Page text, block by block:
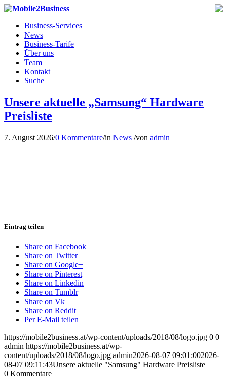
Business-Services
News
Business-Tarife
Über uns
Team
Kontakt
Suche
Unsere aktuelle „Samsung“ Hardware
Preisliste
7. August 2026/0 Kommentare/in News /von admin
Eintrag teilen
Share on Facebook
Share on Twitter
Share on Google+
Share on Pinterest
Share on Linkedin
Share on Tumblr
Share on Vk
Share on Reddit
Per E-Mail teilen
https://mobile2business.at/wp-content/uploads/2018/08/logo.jpg 0 0
admin https://mobile2business.at/wp-
content/uploads/2018/08/logo.jpg admin2026-08-07 09:01:002026-
08-07 09:11:43Unsere aktuelle "Samsung" Hardware Preisliste
0 Kommentare